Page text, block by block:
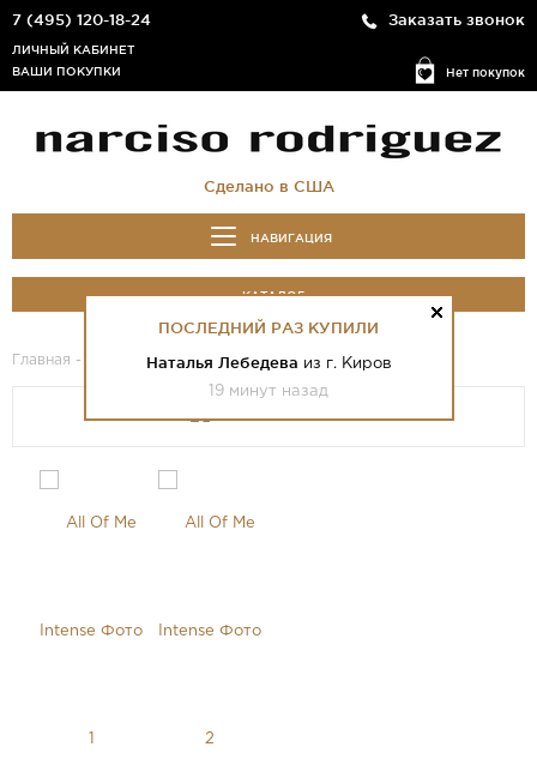
7 (495) 120-18-24 Заказать звонок
Нет покупок
ЛИЧНЫЙ КАБИНЕТ
ВАШИ ПОКУПКИ
Сделано в США
НАВИГАЦИЯ
КАТАЛОГ
Главная - - All Of Me Intense
ПОСЛЕДНИЙ РАЗ КУПИЛИ
Наталья Лебедева из г. Киров
19 минут назад